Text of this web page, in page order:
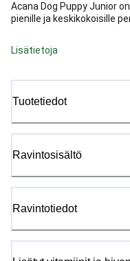
Acana Dog Puppy Junior
pienille ja keskikokoisille
Lisätietoja
Tuotetiedot
Ravintosisältö
Ravintotiedot